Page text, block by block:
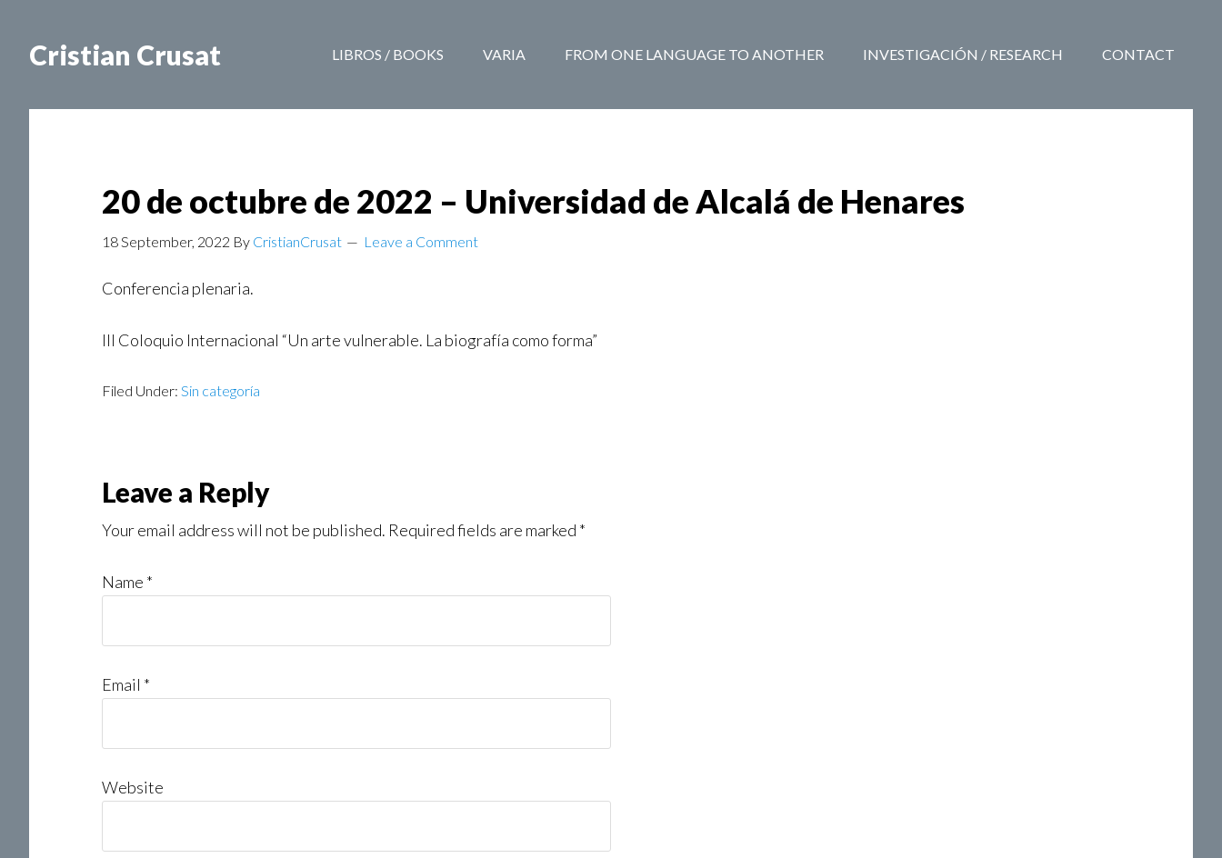
Cristian Crusat LIBROS / BOOKS VARIA FROM ONE LANGUAGE TO ANOTHER INVESTIGACIÓN / RESEARCH CONTACT
20 de octubre de 2022 – Universidad de Alcalá de Henares
18 September, 2022 By CristianCrusat Leave a Comment
Conferencia plenaria.
III Coloquio Internacional “Un arte vulnerable. La biografía como forma”
Filed Under: Sin categoría
Leave a Reply
Your email address will not be published. Required fields are marked *
Name *
Email *
Website